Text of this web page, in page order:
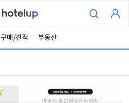
구매/견적 부동산